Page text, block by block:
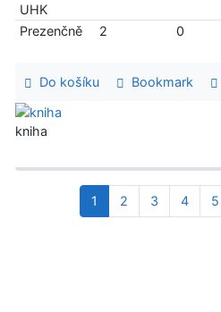
UHK
Prezenčně 2 0
Do košíku Bookmark
kniha
1 2 3 4 5